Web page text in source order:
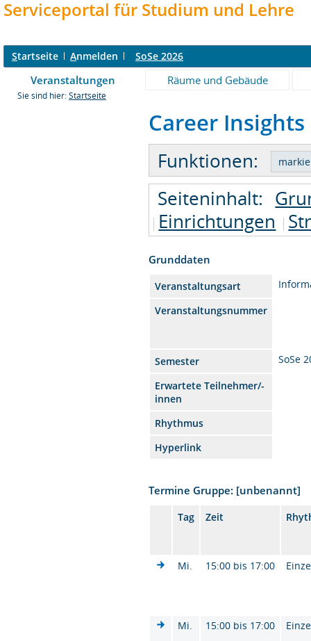
Serviceportal für Studium und Lehre
Startseite Anmelden SoSe 2026
Veranstaltungen Räume und Gebäude
Sie sind hier: Startseite
Career
Funktionen:
Seiteninhalt:
Einrichtungen
Grunddaten
Veranstaltungsart
Veranstaltungsnummer
Semester
SoSe
Erwartete Teilnehmer/-
innen
Rhythmus
Hyperlink
Termine Gruppe: [unbenannt]
Tag Zeit
Mi. 15:00 bis 17:00
Mi. 15:00 bis 17:00